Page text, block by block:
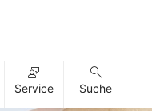
Service Suche